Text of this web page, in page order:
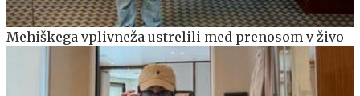
Mehiškega vplivneža ustrelili med prenosom v živo